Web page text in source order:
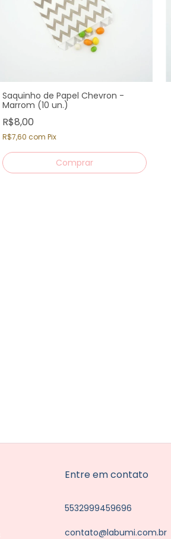
Saquinho de Papel Chevron -
Marrom (10 un.)
R$8,00
R$7,60 com Pix
Entre em contato
5532999459696
contato@labumi.com.br